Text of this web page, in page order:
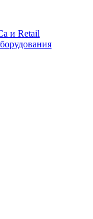
и Retail